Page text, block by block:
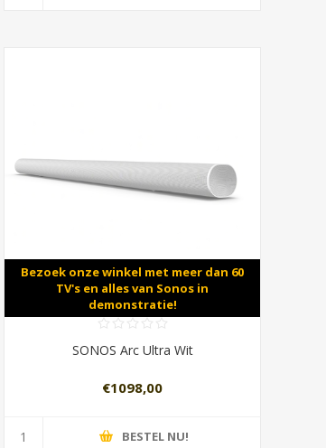
Bezoek onze winkel met meer dan 60
TV's en alles van Sonos in
demonstratie!
SONOS Arc Ultra Wit
€1098,00
BESTEL NU!